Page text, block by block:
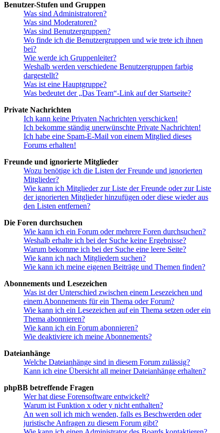
Benutzer-Stufen und Gruppen
Was sind Administratoren?
Was sind Moderatoren?
Was sind Benutzergruppen?
Wo finde ich die Benutzergruppen und wie trete ich ihnen
bei?
Wie werde ich Gruppenleiter?
Weshalb werden verschiedene Benutzergruppen farbig
dargestellt?
Was ist eine Hauptgruppe?
Was bedeutet der „Das Team“-Link auf der Startseite?
Private Nachrichten
Ich kann keine Privaten Nachrichten verschicken!
Ich bekomme ständig unerwünschte Private Nachrichten!
Ich habe eine Spam-E-Mail von einem Mitglied dieses
Forums erhalten!
Freunde und ignorierte Mitglieder
Wozu benötige ich die Listen der Freunde und ignorierten
Mitglieder?
Wie kann ich Mitglieder zur Liste der Freunde oder zur Liste
der ignorierten Mitglieder hinzufügen oder diese wieder aus
den Listen entfernen?
Die Foren durchsuchen
Wie kann ich ein Forum oder mehrere Foren durchsuchen?
Weshalb erhalte ich bei der Suche keine Ergebnisse?
Warum bekomme ich bei der Suche eine leere Seite?
Wie kann ich nach Mitgliedern suchen?
Wie kann ich meine eigenen Beiträge und Themen finden?
Abonnements und Lesezeichen
Was ist der Unterschied zwischen einem Lesezeichen und
einem Abonnements für ein Thema oder Forum?
Wie kann ich ein Lesezeichen auf ein Thema setzen oder ein
Thema abonnieren?
Wie kann ich ein Forum abonnieren?
Wie deaktiviere ich meine Abonnements?
Dateianhänge
Welche Dateianhänge sind in diesem Forum zulässig?
Kann ich eine Übersicht all meiner Dateianhänge erhalten?
phpBB betreffende Fragen
Wer hat diese Forensoftware entwickelt?
Warum ist Funktion x oder y nicht enthalten?
An wen soll ich mich wenden, falls es Beschwerden oder
juristische Anfragen zu diesem Forum gibt?